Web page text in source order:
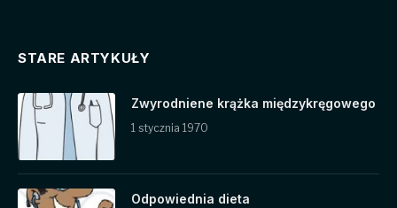
STARE ARTYKUŁY
Zwyrodniene krążka międzykręgowego
1 stycznia 1970
Odpowiednia dieta